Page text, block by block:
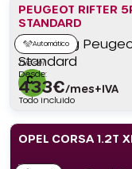
PEUGEOT RIFTER
STANDARD
Automático
Diésel
Desde:
433€/mes+IVA
Todo incluido
OPEL CORSA 1.2T